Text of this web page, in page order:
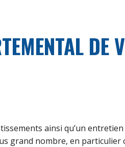
DE
ainsi qu’un
grand nombre, en particulier